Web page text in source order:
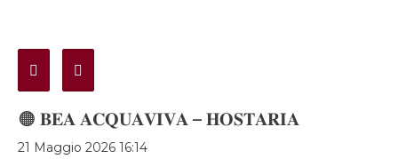
🟠 𝐁𝐄𝐀 𝐀𝐂𝐐𝐔𝐀𝐕𝐈𝐕𝐀 – 𝐇𝐎𝐒𝐓𝐀𝐑𝐈𝐀
21 Maggio 2026 16:14